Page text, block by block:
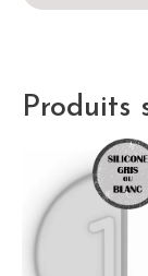
Produits